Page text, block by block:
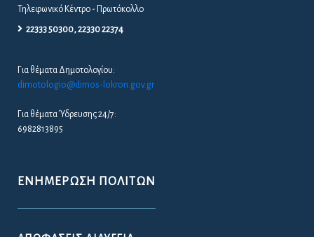
Τηλεφωνικό Κέντρο - Πρωτόκολλο
22333 50300, 22330 22374
Για θέματα Δημοτολογίου:
dimotologio@dimos-lokron.gov.gr
Για θέματα Ύδρευσης 24/7:
6982813895
ΕΝΗΜΈΡΩΣΗ ΠΟΛΙΤΏΝ